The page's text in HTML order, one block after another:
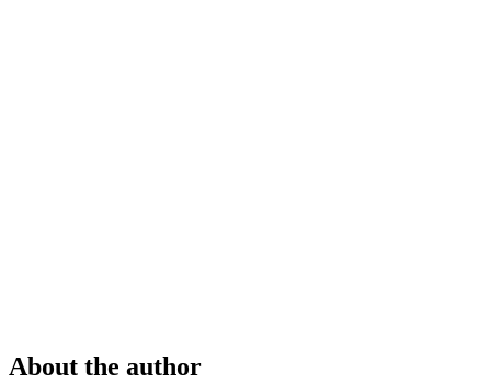
About the author